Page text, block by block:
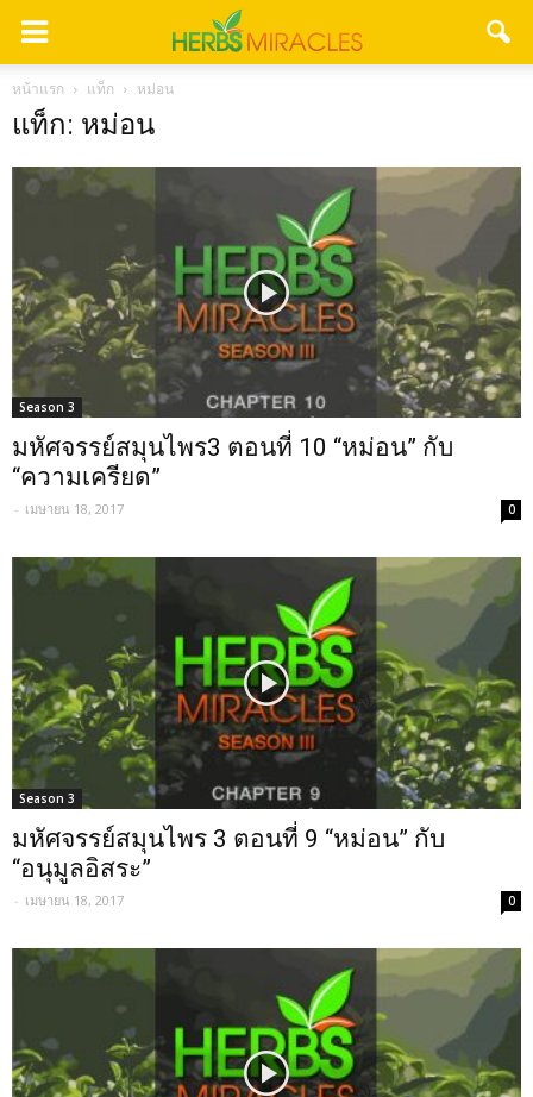
หน้าแรก แท็ก หม่อน
แท็ก: หม่อน
Season 3
มหัศจรรย์สมุนไพร3 ตอนที่ 10 “หม่อน” กับ
“ความเครียด”
- เมษายน 18, 2017 0
Season 3
มหัศจรรย์สมุนไพร 3 ตอนที่ 9 “หม่อน” กับ
“อนุมูลอิสระ”
- เมษายน 18, 2017 0